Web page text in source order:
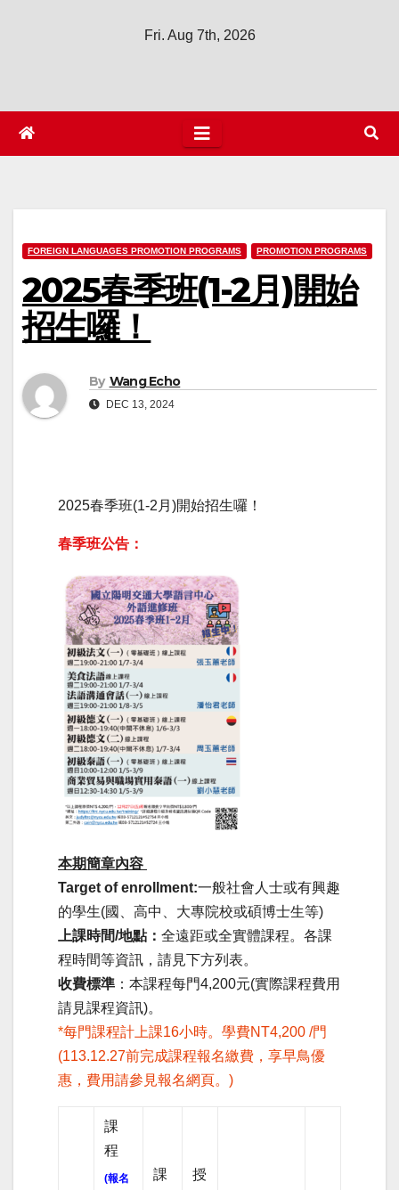
Fri. Aug 7th, 2026
FOREIGN LANGUAGES PROMOTION PROGRAMS PROMOTION PROGRAMS
2025春季班(1-2月)開始
招生囉！
By Wang Echo
DEC 13, 2024
2025春季班(1-2月)開始招生囉！
春季班公告：
本期簡章內容
Target of enrollment:一般社會人士或有興趣
的學生(國、高中、大專院校或碩博士生等)
上課時間/地點： 全遠距或全實體課程。各課
程時間等資訊，請見下方列表。
收費標準 ：本課程每門4,200元(實際課程費用
請見課程資訊)。
*每門課程計上課16小時。學費NT4,200 /門
(113.12.27前完成課程報名繳費， 享早鳥優
惠，費用請參見報名網頁。 )
課
程
(報名
課
授